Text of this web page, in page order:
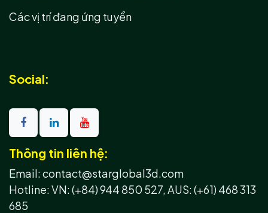
Thông tin liên hệ:
Email: contact@starglobal3d.com
Hotline:VN: (+84) 944 850 527,AUS: (+61) 468 313
685
Social:
Các vị trí đang ứng tuyển